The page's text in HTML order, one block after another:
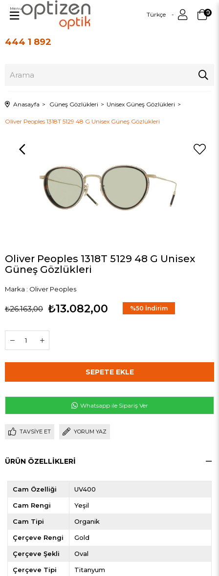
444 1 892
Türkçe 0
Menu
Anasayfa Güneş Gözlükleri Unisex Güneş Gözlükleri
Oliver Peoples 1318T 5129 48 G Unisex Güneş Gözlükleri
Oliver Peoples 1318T 5129 48 G Unisex
Güneş Gözlükleri
Marka : Oliver Peoples
₺26.163,00 ₺13.082,00 %50 İndirim
Whatsapp ile Sipariş Ver
TAVSIYE ET YORUM YAZ
ÜRÜN ÖZELLIKLERI
Cam Özelliği UV400
Cam Rengi Yeşil
Cam Tipi Organik
Çerçeve Rengi Gold
Çerçeve Şekli Oval
Çerçeve Tipi Titanyum